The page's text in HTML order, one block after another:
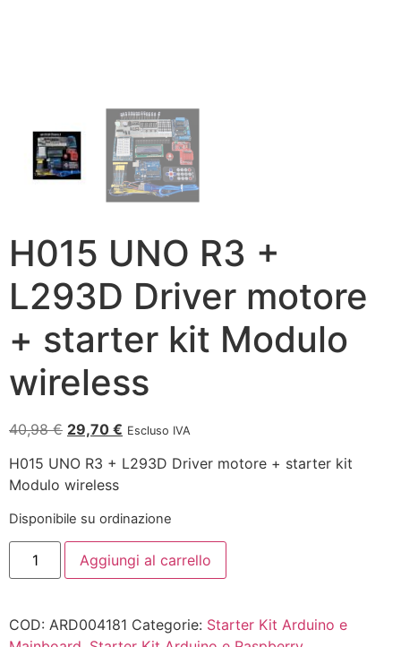
H015 UNO R3 +
L293D Driver motore
+ starter kit Modulo
wireless
40,98€ 29,70 € Escluso IVA
H015 UNO R3 + L293D Driver motore + starter kit
Modulo wireless
Disponibile su ordinazione
Aggiungi al carrello
COD: ARD004181 Categorie: Starter Kit Arduino e